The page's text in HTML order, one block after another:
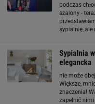
podczas
szalony -
sypialnię, ale
Sypialnia
elegancka
nie może
Większe,
znaczenia!
zapełnić